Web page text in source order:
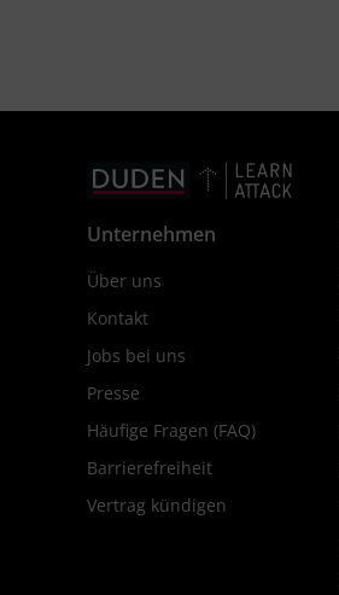
Unternehmen
Über uns
Kontakt
Jobs bei uns
Presse
Häufige Fragen (FAQ)
Barrierefreiheit
Vertrag kündigen